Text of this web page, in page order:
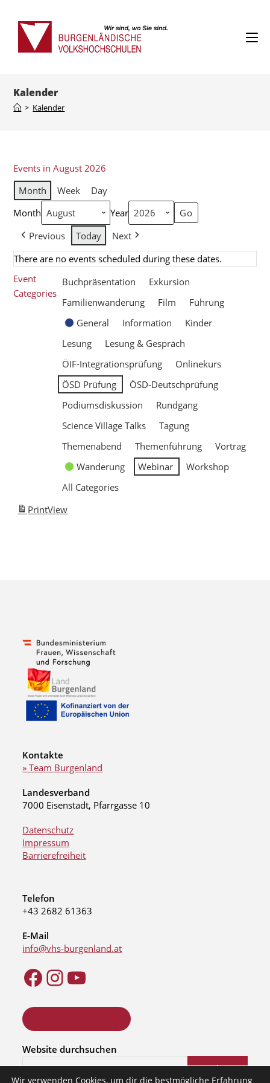
Kalender
> Kalender
Events in August 2026
Month
Week
Day
Month
Year
Previous
Today
Next
There are no events scheduled during these dates.
Event
Categories
Buchpräsentation
Exkursion
Familienwanderung
Film
Führung
General
Information
Kinder
Lesung
Lesung & Gespräch
ÖIF-Integrationsprüfung
Onlinekurs
ÖSD Prüfung
ÖSD-Deutschprüfung
Podiumsdiskussion
Rundgang
Science Village Talks
Tagung
Themenabend
Themenführung
Vortrag
Wanderung
Webinar
Workshop
All Categories
PrintView
Kontakte
» Team Burgenland
Landesverband
7000 Eisenstadt, Pfarrgasse 10
Datenschutz
Impressum
Barrierefreiheit
Telefon
+43 2682 61363
E-Mail
info@vhs-burgenland.at
Website durchsuchen
Suchen
Wir verwenden Cookies, um dir die bestmögliche Erfahrung